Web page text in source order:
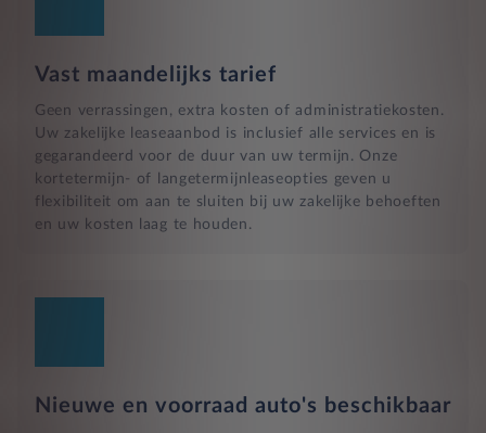
Vast maandelijks tarief
Geen verrassingen, extra kosten of administratiekosten.
Uw zakelijke leaseaanbod is inclusief alle services en is
gegarandeerd voor de duur van uw termijn. Onze
kortetermijn- of langetermijnleaseopties geven u
flexibiliteit om aan te sluiten bij uw zakelijke behoeften
en uw kosten laag te houden.
Nieuwe en voorraad auto's beschikbaar